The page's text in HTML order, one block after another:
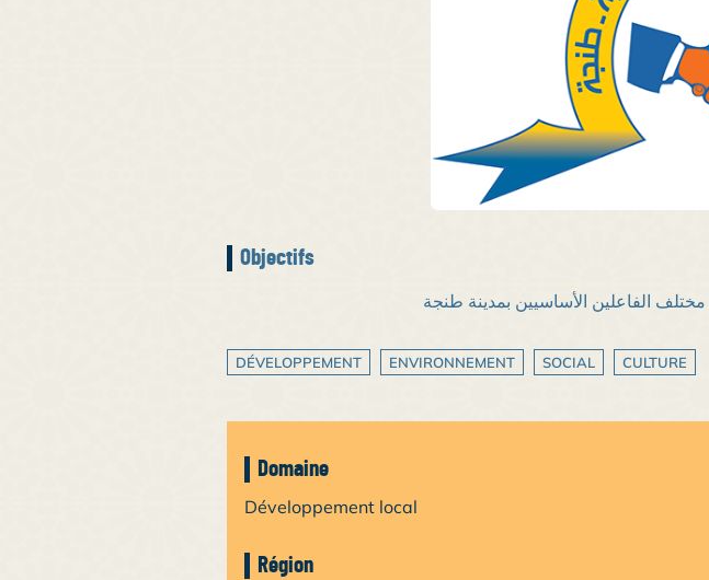
Objectifs
الفاعلين الأساسيين بمدينة طنجة
DÉVELOPPEMENT ENVIRONNEMENT SOCIAL CULTURE
Domaine
Développement local
Région